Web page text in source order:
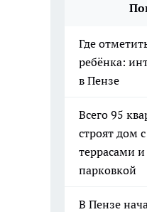
Где
ребёнка:
в Пензе
Всего 95
строят дом
террасами
парковкой
В Пензе